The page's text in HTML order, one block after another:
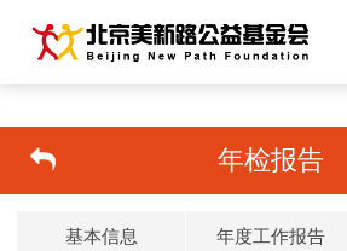
年检报告
基本信息 年度工作报告